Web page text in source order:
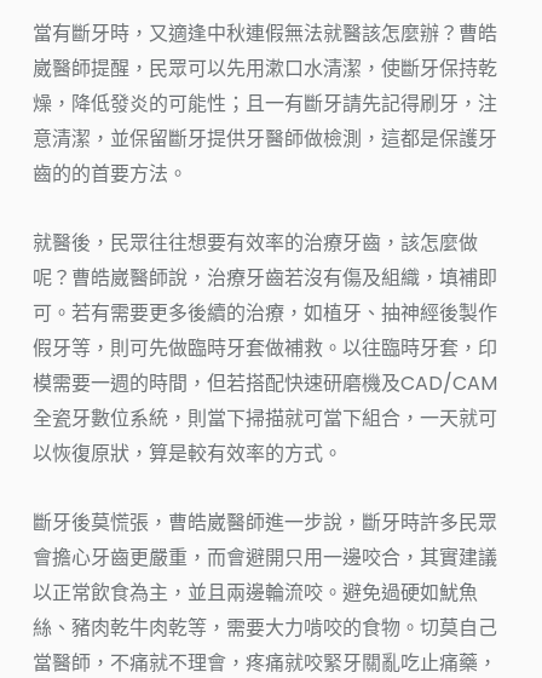
當有斷牙時，又適逢中秋連假無法就醫該怎麼辦？曹皓
崴醫師提醒，民眾可以先用漱口水清潔，使斷牙保持乾
燥，降低發炎的可能性；且一有斷牙請先記得刷牙，注
意清潔，並保留斷牙提供牙醫師做檢測，這都是保護牙
齒的的首要方法。
就醫後，民眾往往想要有效率的治療牙齒，該怎麼做
呢？曹皓崴醫師說，治療牙齒若沒有傷及組織，填補即
可。若有需要更多後續的治療，如植牙、抽神經後製作
假牙等，則可先做臨時牙套做補救。以往臨時牙套，印
模需要一週的時間，但若搭配快速研磨機及CAD/CAM
全瓷牙數位系統，則當下掃描就可當下組合，一天就可
以恢復原狀，算是較有效率的方式。
斷牙後莫慌張，曹皓崴醫師進一步說，斷牙時許多民眾
會擔心牙齒更嚴重，而會避開只用一邊咬合，其實建議
以正常飲食為主，並且兩邊輪流咬。避免過硬如魷魚
絲、豬肉乾牛肉乾等，需要大力啃咬的食物。切莫自己
當醫師，不痛就不理會，疼痛就咬緊牙關亂吃止痛藥，